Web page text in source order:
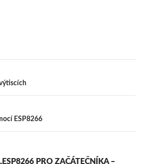
ESP8266
PRO ZAČÁTEČNÍKA –